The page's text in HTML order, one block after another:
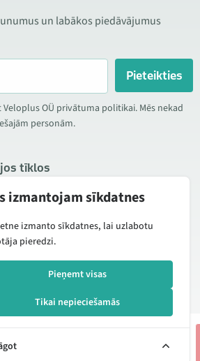
- 45,00 € 30,90 € - 32,90 €
un labākos piedāvājumus
Pieteikties
OÜ privātuma politikai. Mēs nekad
personām.
tīklos
par izdevīgām akcijām, jauniem
publicējam arī produktu
tiesības aizsargātas
izmantojam sīkdatnes
izmanto sīkdatnes, lai uzlabotu
pieredzi.
Pieņemt visas
Tikai nepieciešamās